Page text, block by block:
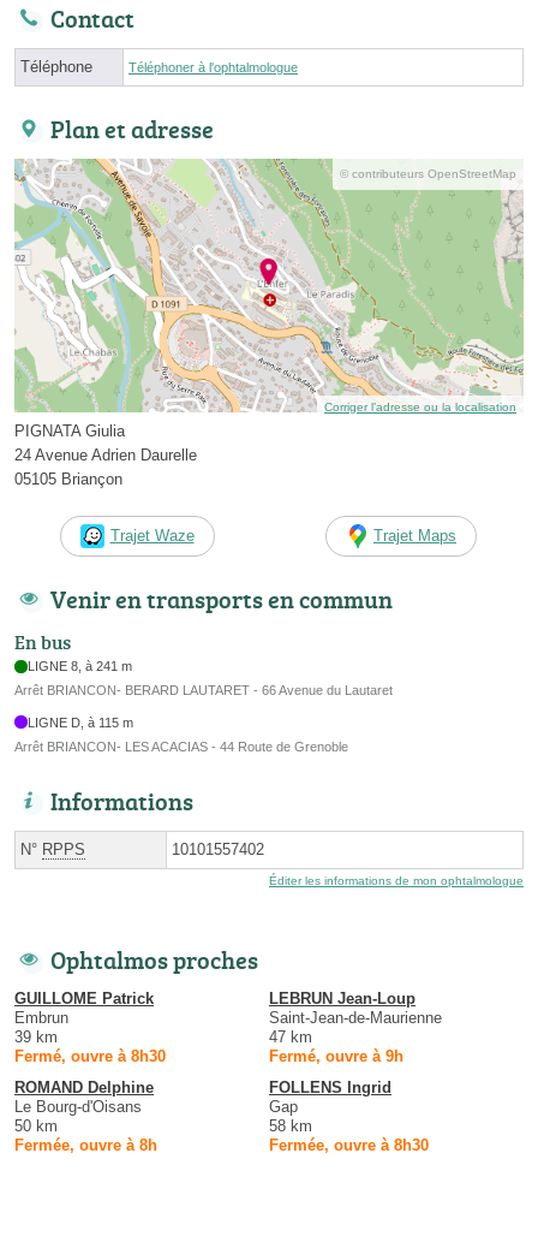
Contact
Téléphone Téléphoner à l'ophtalmologue
Plan et adresse
© contributeurs OpenStreetMap
Corriger l’adresse ou la localisation
PIGNATA Giulia
24 Avenue Adrien Daurelle
05105 Briançon
Trajet Waze Trajet Maps
Venir en transports en commun
En bus
LIGNE 8, à 241 m
Arrêt BRIANCON- BERARD LAUTARET - 66 Avenue du Lautaret
LIGNE D, à 115 m
Arrêt BRIANCON- LES ACACIAS - 44 Route de Grenoble
Informations
N° RPPS 10101557402
Éditer les informations de mon ophtalmologue
Ophtalmos proches
GUILLOME Patrick
Embrun
39 km
Fermé, ouvre à 8h30
LEBRUN Jean-Loup
Saint-Jean-de-Maurienne
47 km
Fermé, ouvre à 9h
ROMAND Delphine
Le Bourg-d'Oisans
50 km
Fermée, ouvre à 8h
FOLLENS Ingrid
Gap
58 km
Fermée, ouvre à 8h30